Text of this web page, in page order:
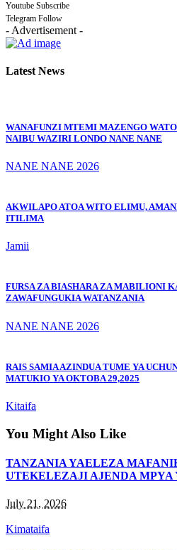
Youtube Subscribe
Telegram Follow
- Advertisement -
Latest News
WANAFUNZI MTEMI MAZENGO
NAIBU WAZIRI LONDO NANE NANE
NANE NANE 2026
AKWILAPO ATOA WITO ELIMU,
ITILIMA
Jamii
FURSA ZA BIASHARA ZA MABILIONI
ZAWAFUNGUKIA WATANZANIA
NANE NANE 2026
RAIS SAMIA AZINDUA TUME YA
MATUKIO YA OKTOBA 29,2025
Kitaifa
You Might Also Like
TANZANIA YAELEZA
UTEKELEZAJI AJENDA MPYA
July 21, 2026
Kimataifa